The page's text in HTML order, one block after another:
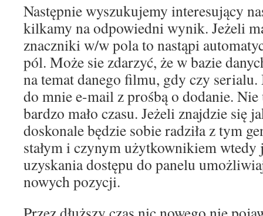
Następnie wyszukujemy interesujący
kilkamy na odpowiedni wynik. Jeżeli
znaczniki w/w pola to nastąpi
pól. Może sie zdarzyć, że w bazie
na temat danego filmu, gdy czy
do mnie e-mail z prośbą o dodanie.
bardzo mało czasu. Jeżeli znajdzie się
doskonale będzie sobie radziła z tym
stałym i czynym użytkownikiem wtedy
uzyskania dostępu do panelu
nowych pozycji.